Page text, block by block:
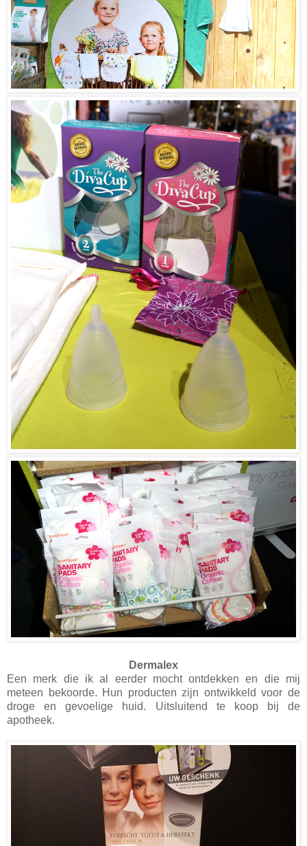
Dermalex
Een merk die ik al eerder mocht ontdekken en die mij
meteen bekoorde. Hun producten zijn ontwikkeld voor de
droge en gevoelige huid. Uitsluitend te koop bij de
apotheek.